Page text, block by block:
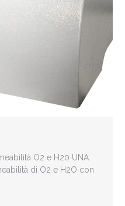
O2 e H20 UNA
di O2 e H2O con